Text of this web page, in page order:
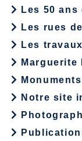
Les 50 ans
Les rues
Les
Marguerite
Notre site